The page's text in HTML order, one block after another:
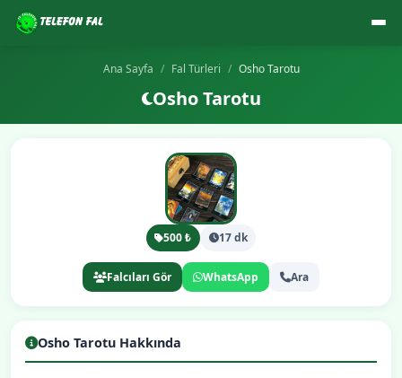
Ana Sayfa Fal Türleri Osho Tarotu
Osho Tarotu
500 ₺ 17 dk
Falcıları Gör WhatsApp Ara
Osho Tarotu Hakkında